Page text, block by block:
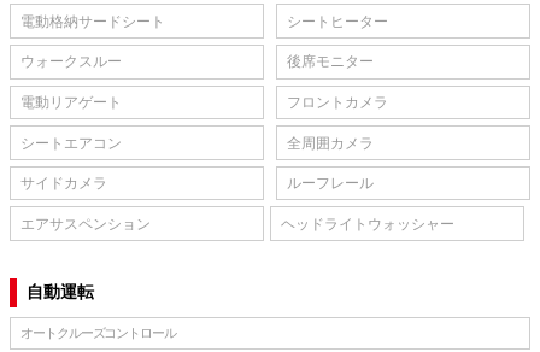
電動格納サードシート シートヒーター
ウォークスルー 後席モニター
電動リアゲート フロントカメラ
シートエアコン 全周囲カメラ
サイドカメラ ルーフレール
エアサスペンション ヘッドライトウォッシャー
自動運転
オートクルーズコントロール